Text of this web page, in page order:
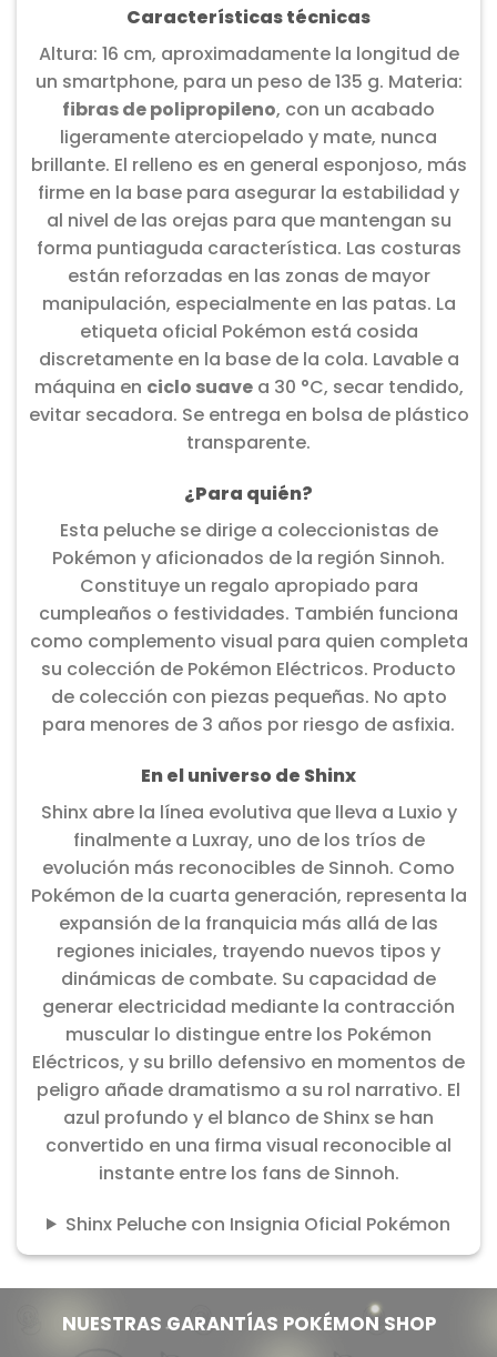
Características técnicas
Altura: 16 cm, aproximadamente la longitud de
un smartphone, para un peso de 135 g. Materia:
fibras de polipropileno, con un acabado
ligeramente aterciopelado y mate, nunca
brillante. El relleno es en general esponjoso, más
firme en la base para asegurar la estabilidad y
al nivel de las orejas para que mantengan su
forma puntiaguda característica. Las costuras
están reforzadas en las zonas de mayor
manipulación, especialmente en las patas. La
etiqueta oficial Pokémon está cosida
discretamente en la base de la cola. Lavable a
máquina en ciclo suavea 30 °C, secar tendido,
evitar secadora. Se entrega en bolsa de plástico
transparente.
¿Para quién?
Esta peluche se dirige a coleccionistas de
Pokémon y aficionados de la región Sinnoh.
Constituye un regalo apropiado para
cumpleaños o festividades. También funciona
como complemento visual para quien completa
su colección de Pokémon Eléctricos. Producto
de colección con piezas pequeñas. No apto
para menores de 3 años por riesgo de asfixia.
En el universo de Shinx
Shinx abre la línea evolutiva que lleva a Luxio y
finalmente a Luxray, uno de los tríos de
evolución más reconocibles de Sinnoh. Como
Pokémon de la cuarta generación, representa la
expansión de la franquicia más allá de las
regiones iniciales, trayendo nuevos tipos y
dinámicas de combate. Su capacidad de
generar electricidad mediante la contracción
muscular lo distingue entre los Pokémon
Eléctricos, y su brillo defensivo en momentos de
peligro añade dramatismo a su rol narrativo. El
azul profundo y el blanco de Shinx se han
convertido en una firma visual reconocible al
instante entre los fans de Sinnoh.
Shinx Peluche con Insignia Oficial Pokémon
NUESTRAS GARANTÍAS POKÉMON SHOP